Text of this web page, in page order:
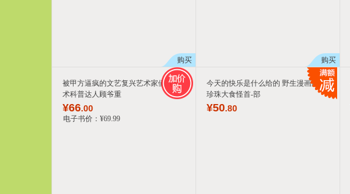
购买 购买
被甲方逼疯的文艺复兴艺术家们（艺
术科普达人顾爷重
¥66.00
电子书价： ¥69.99
今天的快乐是什么给的 野生漫画家黑
珍珠大食怪首-部
¥50.80